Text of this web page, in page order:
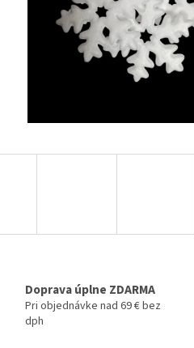
Doprava úplne ZDARMA
Pri objednávke nad 69 € bez
dph